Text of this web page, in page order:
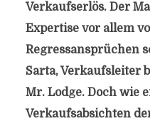
Verkaufserlös. Der
Expertise vor allem
Regressansprüchen
Sarta, Verkaufsleiter
Mr. Lodge. Doch wie
Verkaufsabsichten